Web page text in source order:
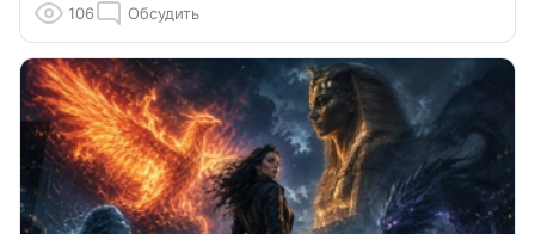
106 Обсудить